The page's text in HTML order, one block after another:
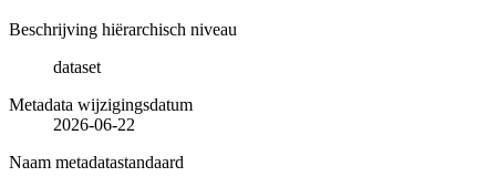
Beschrijving hiërarchisch niveau
dataset
Metadata wijzigingsdatum
2026-06-22
Naam metadatastandaard